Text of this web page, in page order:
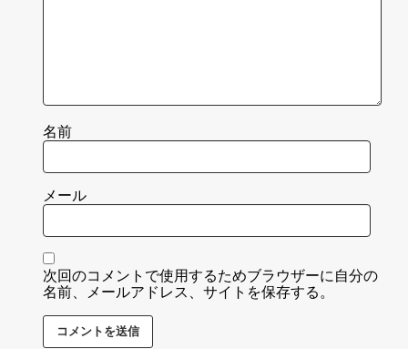
名前
メール
次回のコメントで使用するためブラウザーに自分の
名前、メールアドレス、サイトを保存する。